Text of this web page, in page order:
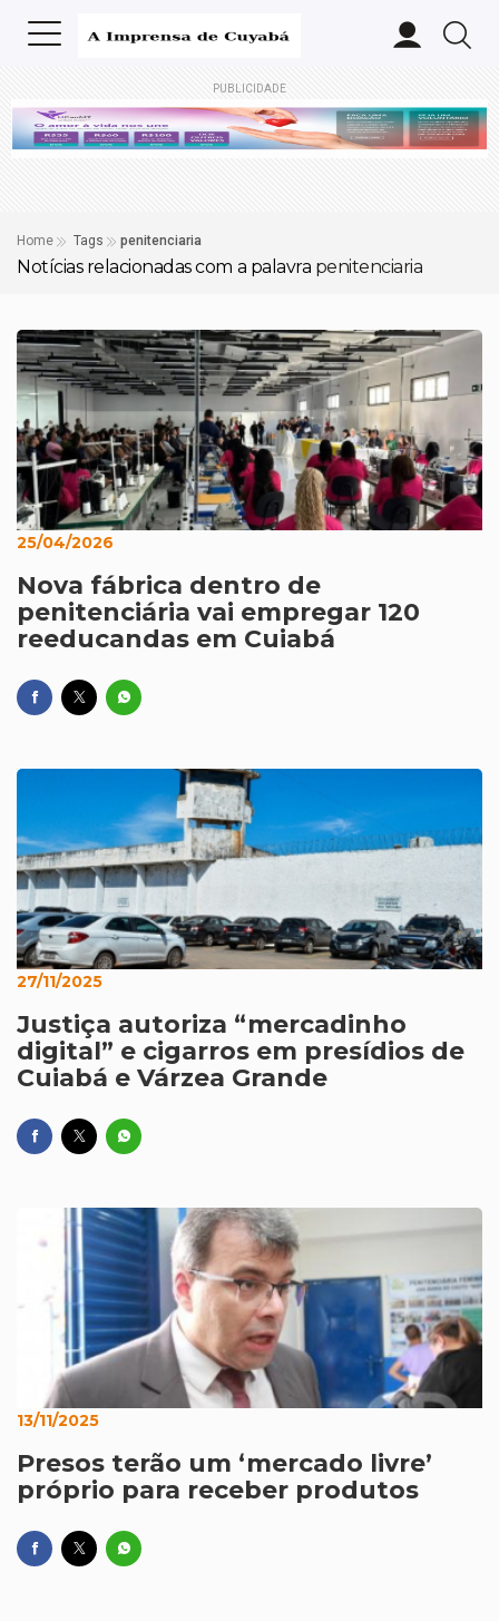
PUBLICIDADE
Home Tags penitenciaria
Notícias relacionadas com a palavra penitenciaria
25/04/2026
Nova fábrica dentro de
penitenciária vai empregar 120
reeducandas em Cuiabá
27/11/2025
Justiça autoriza “mercadinho
digital” e cigarros em presídios de
Cuiabá e Várzea Grande
13/11/2025
Presos terão um ‘mercado livre’
próprio para receber produtos